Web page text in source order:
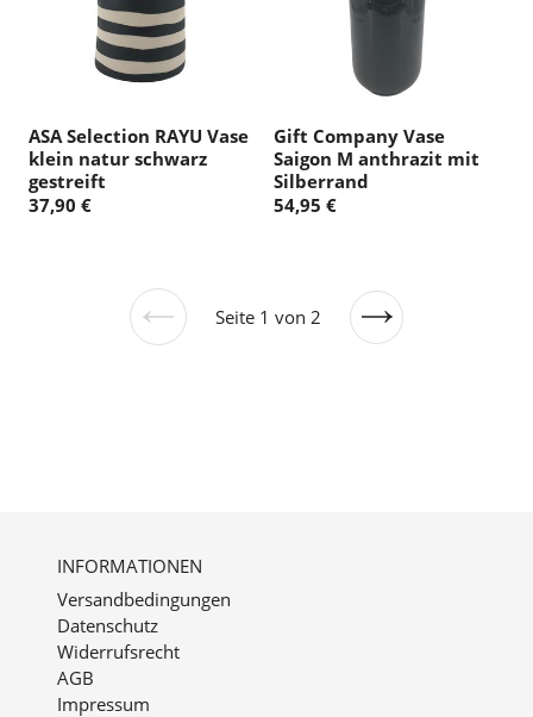
ASA Selection RAYU Vase
klein natur schwarz
gestreift
37,90 €
Gift Company Vase
Saigon M anthrazit mit
Silberrand
54,95 €
VorherigeSeite 1 von 2
Nächste
INFORMATIONEN
Versandbedingungen
Datenschutz
Widerrufsrecht
AGB
Impressum